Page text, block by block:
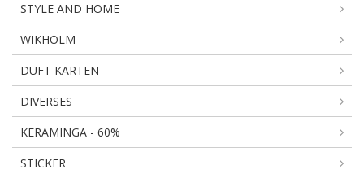
STYLE AND HOME
WIKHOLM
DUFT KARTEN
DIVERSES
KERAMINGA - 60%
STICKER